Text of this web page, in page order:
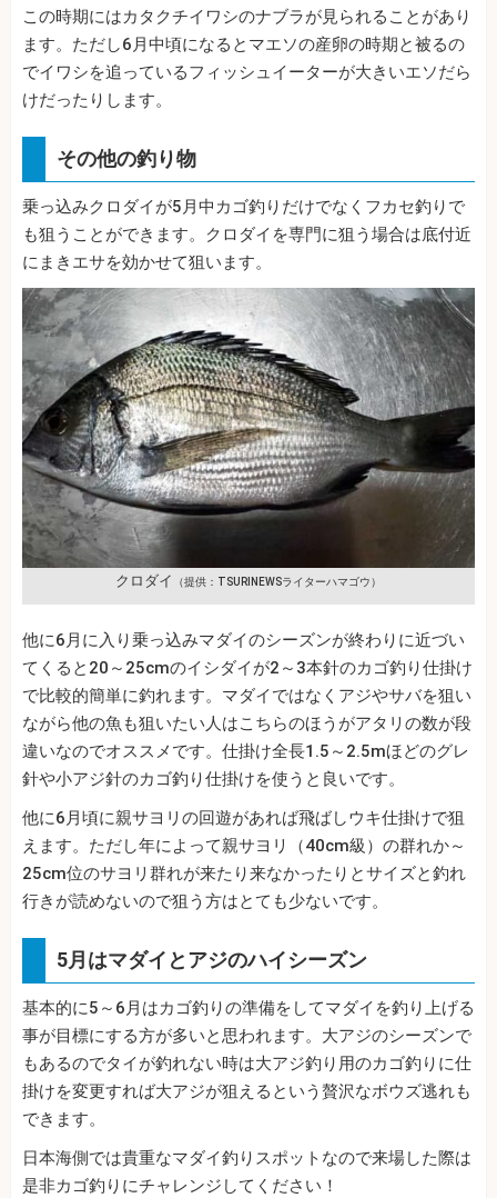
この時期にはカタクチイワシのナブラが見られることがあり
ます。ただし6月中頃になるとマエソの産卵の時期と被るの
でイワシを追っているフィッシュイーターが大きいエソだら
けだったりします。
その他の釣り物
乗っ込みクロダイが5月中カゴ釣りだけでなくフカセ釣りで
も狙うことができます。クロダイを専門に狙う場合は底付近
にまきエサを効かせて狙います。
クロダイ （提供：TSURINEWSライターハマゴウ）
他に6月に入り乗っ込みマダイのシーズンが終わりに近づい
てくると20～25cmのイシダイが2～3本針のカゴ釣り仕掛け
で比較的簡単に釣れます。マダイではなくアジやサバを狙い
ながら他の魚も狙いたい人はこちらのほうがアタリの数が段
違いなのでオススメです。仕掛け全長1.5～2.5mほどのグレ
針や小アジ針のカゴ釣り仕掛けを使うと良いです。
他に6月頃に親サヨリの回遊があれば飛ばしウキ仕掛けで狙
えます。ただし年によって親サヨリ（40cm級）の群れか～
25cm位のサヨリ群れが来たり来なかったりとサイズと釣れ
行きが読めないので狙う方はとても少ないです。
5月はマダイとアジのハイシーズン
基本的に5～6月はカゴ釣りの準備をしてマダイを釣り上げる
事が目標にする方が多いと思われます。大アジのシーズンで
もあるのでタイが釣れない時は大アジ釣り用のカゴ釣りに仕
掛けを変更すれば大アジが狙えるという贅沢なボウズ逃れも
できます。
日本海側では貴重なマダイ釣りスポットなので来場した際は
是非カゴ釣りにチャレンジしてください！